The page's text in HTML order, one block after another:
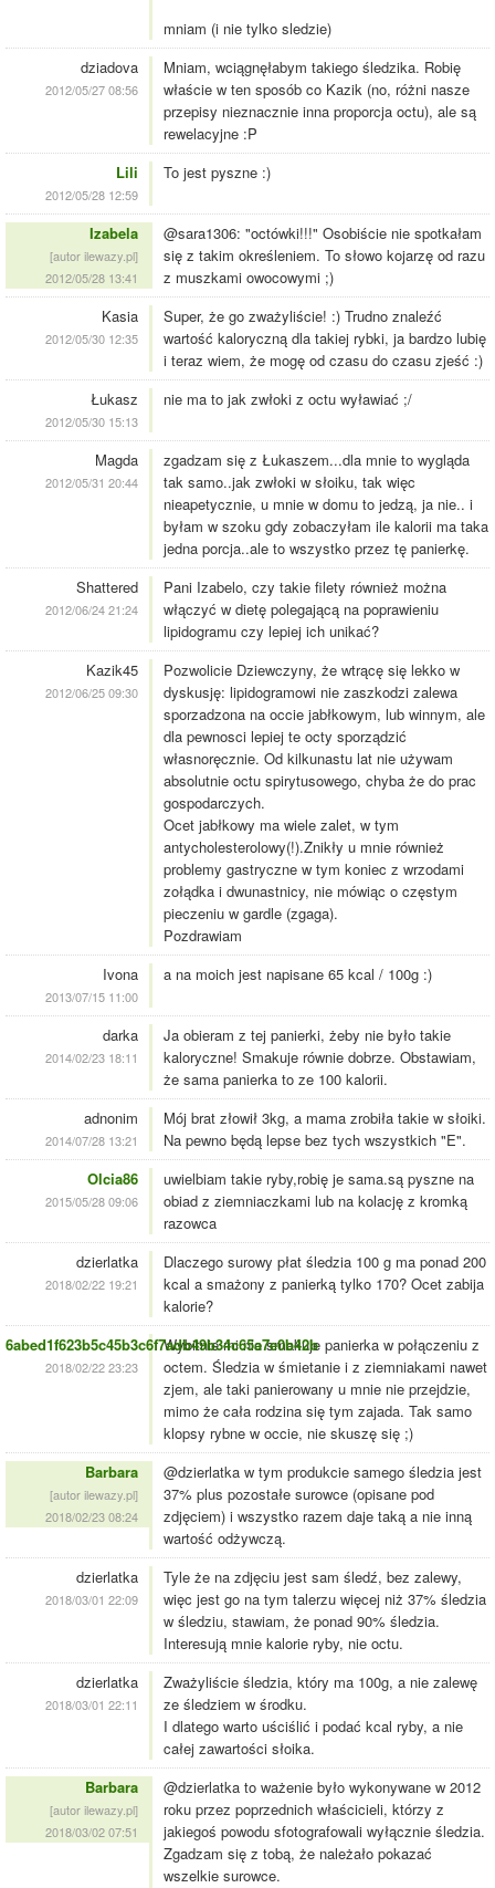
mniam (i nie tylko sledzie)
dziadova
2012/05/27 08:56
Mniam, wciągnęłabym takiego śledzika. Robię
właście w ten sposób co Kazik (no, różni nasze
przepisy nieznacznie inna proporcja octu), ale są
rewelacyjne :P
Lili
2012/05/28 12:59
To jest pyszne :)
Izabela
[autor ilewazy.pl]
2012/05/28 13:41
@sara1306: "octówki!!!" Osobiście nie spotkałam
się z takim określeniem. To słowo kojarzę od razu
z muszkami owocowymi ;)
Kasia
2012/05/30 12:35
Super, że go zważyliście! :) Trudno znaleźć
wartość kaloryczną dla takiej rybki, ja bardzo lubię
i teraz wiem, że mogę od czasu do czasu zjeść :)
Łukasz
2012/05/30 15:13
nie ma to jak zwłoki z octu wyławiać ;/
Magda
2012/05/31 20:44
zgadzam się z Łukaszem...dla mnie to wygląda
tak samo..jak zwłoki w słoiku, tak więc
nieapetycznie, u mnie w domu to jedzą, ja nie.. i
byłam w szoku gdy zobaczyłam ile kalorii ma taka
jedna porcja..ale to wszystko przez tę panierkę.
Shattered
2012/06/24 21:24
Pani Izabelo, czy takie filety również można
włączyć w dietę polegającą na poprawieniu
lipidogramu czy lepiej ich unikać?
Kazik45
2012/06/25 09:30
Pozwolicie Dziewczyny, że wtrącę się lekko w
dyskusję: lipidogramowi nie zaszkodzi zalewa
sporzadzona na occie jabłkowym, lub winnym, ale
dla pewnosci lepiej te octy sporządzić
własnoręcznie. Od kilkunastu lat nie używam
absolutnie octu spirytusowego, chyba że do prac
gospodarczych.
Ocet jabłkowy ma wiele zalet, w tym
antycholesterolowy(!).Znikły u mnie również
problemy gastryczne w tym koniec z wrzodami
zołądka i dwunastnicy, nie mówiąc o częstym
pieczeniu w gardle (zgaga).
Pozdrawiam
Ivona
2013/07/15 11:00
a na moich jest napisane 65 kcal / 100g :)
darka
2014/02/23 18:11
Ja obieram z tej panierki, żeby nie było takie
kaloryczne! Smakuje równie dobrze. Obstawiam,
że sama panierka to ze 100 kalorii.
adnonim
2014/07/28 13:21
Mój brat złowił 3kg, a mama zrobiła takie w słoiki.
Na pewno będą lepse bez tych wszystkich "E".
Olcia86
2015/05/28 09:06
uwielbiam takie ryby,robię je sama.są pyszne na
obiad z ziemniaczkami lub na kolację z kromką
razowca
dzierlatka
2018/02/22 19:21
Dlaczego surowy płat śledzia 100 g ma ponad 200
kcal a smażony z panierką tylko 170? Ocet zabija
kalorie?
6abed1f623b5c45b3c6f7adb49b34c65a7e0b42b
2018/02/22 23:23
Wybitnie mi nie smakuje panierka w połączeniu z
octem. Śledzia w śmietanie i z ziemniakami nawet
zjem, ale taki panierowany u mnie nie przejdzie,
mimo że cała rodzina się tym zajada. Tak samo
klopsy rybne w occie, nie skuszę się ;)
Barbara
[autor ilewazy.pl]
2018/02/23 08:24
@dzierlatka w tym produkcie samego śledzia jest
37% plus pozostałe surowce (opisane pod
zdjęciem) i wszystko razem daje taką a nie inną
wartość odżywczą.
dzierlatka
2018/03/01 22:09
Tyle że na zdjęciu jest sam śledź, bez zalewy,
więc jest go na tym talerzu więcej niż 37% śledzia
w śledziu, stawiam, że ponad 90% śledzia.
Interesują mnie kalorie ryby, nie octu.
dzierlatka
2018/03/01 22:11
Zważyliście śledzia, który ma 100g, a nie zalewę
ze śledziem w środku.
I dlatego warto uściślić i podać kcal ryby, a nie
całej zawartości słoika.
Barbara
[autor ilewazy.pl]
2018/03/02 07:51
@dzierlatka to ważenie było wykonywane w 2012
roku przez poprzednich właścicieli, którzy z
jakiegoś powodu sfotografowali wyłącznie śledzia.
Zgadzam się z tobą, że należało pokazać
wszelkie surowce.